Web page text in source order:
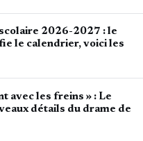
2026-2027 : le
le calendrier, voici les
avec les freins » : Le
détails du drame de